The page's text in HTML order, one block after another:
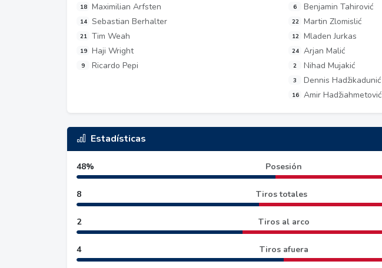
18 Maximilian Arfsten
14 Sebastian Berhalter
21 Tim Weah
19 Haji Wright
9 Ricardo Pepi
6 Benjamin Tahirović
22 Martin Zlomislić
12 Mladen Jurkas
24 Arjan Malić
2 Nihad Mujakić
3 Dennis Hadžikadunić
16 Amir Hadžiahmetović
Estadísticas
48% Posesión
8 Tiros totales
2 Tiros al arco
4 Tiros afuera